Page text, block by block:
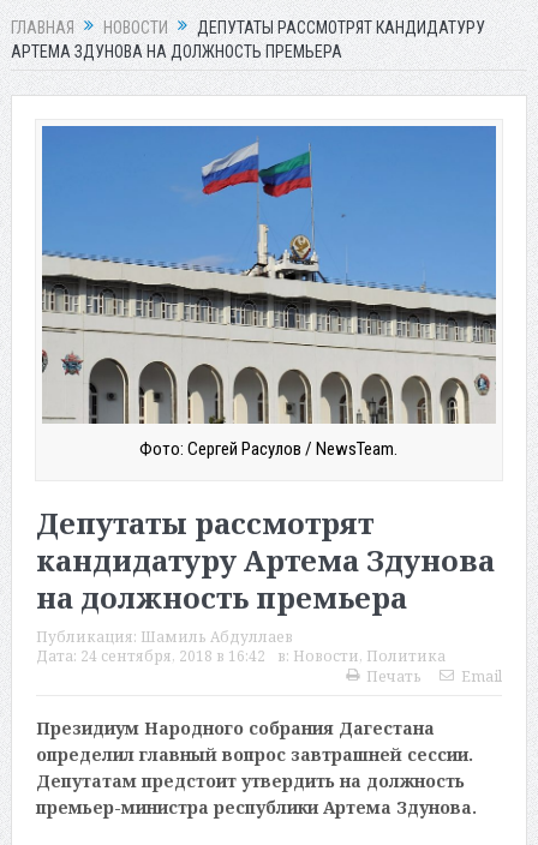
ГЛАВНАЯ НОВОСТИ
ДЕПУТАТЫ РАССМОТРЯТ КАНДИДАТУРУ
АРТЕМА ЗДУНОВА НА ДОЛЖНОСТЬ ПРЕМЬЕРА
Фото: Сергей Расулов / NewsTeam.
Депутаты рассмотрят
кандидатуру Артема Здунова
на должность премьера
Публикация: Шамиль Абдуллаев
Дата: 24 сентября, 2018 в 16:42 в: Новости, Политика
Печать
Email
Президиум Народного собрания Дагестана
определил главный вопрос завтрашней сессии.
Депутатам предстоит утвердить на должность
премьер-министра республики Артема Здунова.